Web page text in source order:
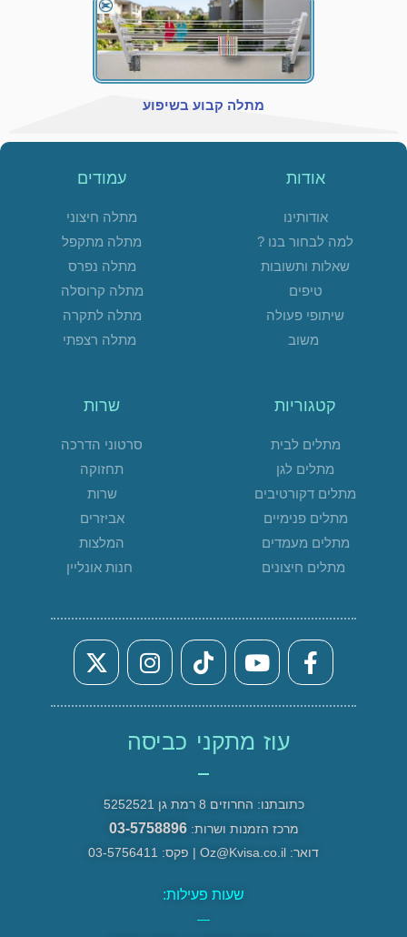
מתלה קבוע בשיפוע
אודות
אודותינו
למה לבחור בנו ?
שאלות ותשובות
טיפים
שיתופי פעולה
משוב
עמודים
מתלה חיצוני
מתלה מתקפל
מתלה נפרס
מתלה קרוסלה
מתלה לתקרה
מתלה רצפתי
קטגוריות
מתלים לבית
מתלים לגן
מתלים דקורטיבים
מתלים פנימיים
מתלים מעמדים
מתלים חיצונים
שרות
סרטוני הדרכה
תחזוקה
שרות
אביזרים
המלצות
חנות אונליין
עוז מתקני כביסה
כתובתנו: החרוזים 8 רמת גן 5252521
מרכז הזמנות ושרות:03-5758896
דואר: Oz@Kvisa.co.il | פקס: 03-5756411
שעות פעילות:
—